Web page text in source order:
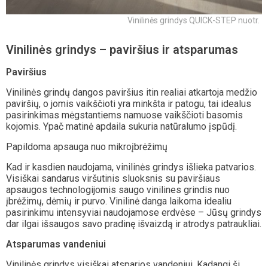
Vinilinės grindys QUICK-STEP nuotr.
Vinilinės grindys – paviršius ir atsparumas
Paviršius
Vinilinės grindų dangos paviršius itin realiai atkartoja medžio
paviršių, o jomis vaikščioti yra minkšta ir patogu, tai idealus
pasirinkimas mėgstantiems namuose vaikščioti basomis
kojomis. Ypač matinė apdaila sukuria natūralumo įspūdį.
Papildoma apsauga nuo mikroįbrėžimų
Kad ir kasdien naudojama, vinilinės grindys išlieka patvarios.
Visiškai sandarus viršutinis sluoksnis su paviršiaus
apsaugos technologijomis saugo vinilines grindis nuo
įbrėžimų, dėmių ir purvo. Vinilinė danga laikoma idealiu
pasirinkimu intensyviai naudojamose erdvėse – Jūsų grindys
dar ilgai išsaugos savo pradinę išvaizdą ir atrodys patraukliai.
Atsparumas vandeniui